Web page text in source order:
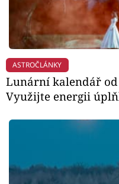
ASTROČLÁNKY
Lunární kalendář od
Využijte energii